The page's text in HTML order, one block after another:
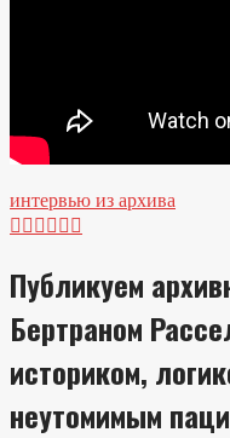
интервью из архива

Публикуем
Бертраном
историком,
неутомимым